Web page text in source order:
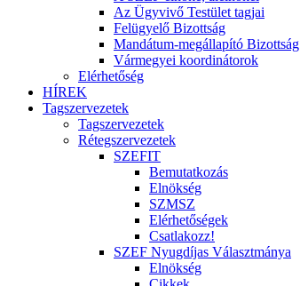
Az Ügyvivő Testület tagjai
Felügyelő Bizottság
Mandátum-megállapító Bizottság
Vármegyei koordinátorok
Elérhetőség
HÍREK
Tagszervezetek
Tagszervezetek
Rétegszervezetek
SZEFIT
Bemutatkozás
Elnökség
SZMSZ
Elérhetőségek
Csatlakozz!
SZEF Nyugdíjas Választmánya
Elnökség